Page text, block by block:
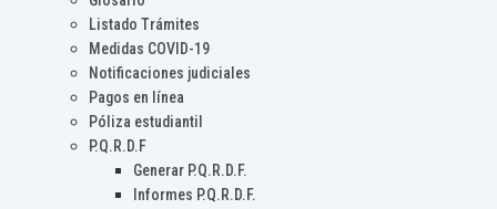
Listado Trámites
Medidas COVID-19
Notificaciones judiciales
Pagos en línea
Póliza estudiantil
P.Q.R.D.F
Generar P.Q.R.D.F.
Informes P.Q.R.D.F.